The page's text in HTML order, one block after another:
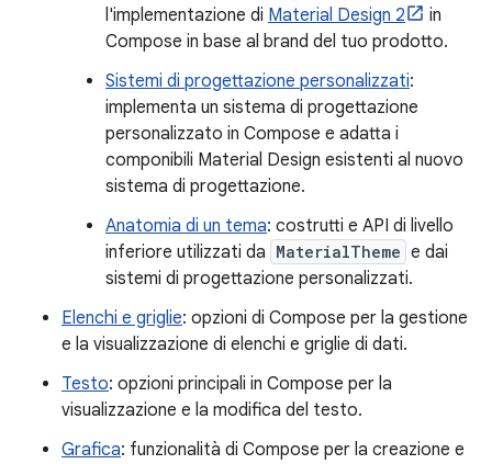
l'implementazione di Material Design 2
in
Compose in base al brand del tuo prodotto.
Sistemi di progettazione personalizzati:
implementa un sistema di progettazione
personalizzato in Compose e adatta i
componibili Material Design esistenti al nuovo
sistema di progettazione.
Anatomia di un tema: costrutti e API di livello
inferiore utilizzati da MaterialTheme e dai
sistemi di progettazione personalizzati.
Elenchi e griglie: opzioni di Compose per la gestione
e la visualizzazione di elenchi e griglie di dati.
Testo: opzioni principali in Compose per la
visualizzazione e la modifica del testo.
Grafica: funzionalità di Compose per la creazione e